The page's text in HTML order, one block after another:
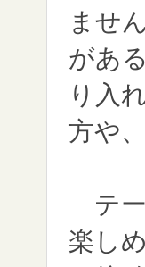
ませ
があ
り入
方や
テ
楽し